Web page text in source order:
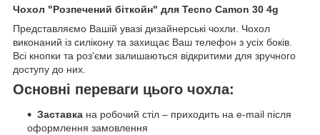
Чохол "Розпечений біткойн" для Tecno Camon 30 4g
Представляємо Вашій увазі дизайнерські чохли. Чохол
виконаний із силікону та захищає Ваш телефон з усіх боків.
Всі кнопки та роз'єми залишаються відкритими для зручного
доступу до них.
Основні переваги цього чохла:
Заставка на робочий стіл – приходить на e-mail після
оформлення замовлення